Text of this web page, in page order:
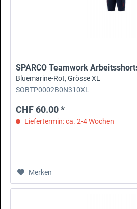
SPARCO Teamwork
Bluemarine-Rot, Grösse XL
SOBTP0002B0N310XL
CHF 60.00 *
Liefertermin: ca. 2-4 Wochen
Merken